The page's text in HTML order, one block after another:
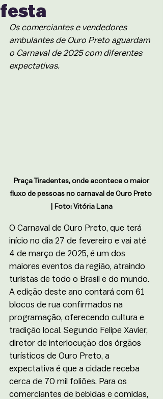
festa
Os comerciantes e vendedores
ambulantes de Ouro Preto aguardam
o Carnaval de 2025 com diferentes
expectativas.
fluxo de pessoas no carnaval de Ouro Preto
| Foto: Vitória Lana
O Carnaval de Ouro Preto, que terá
início no dia 27 de fevereiro e vai até
4 de março de 2025, é um dos
maiores eventos da região, atraindo
turistas de todo o Brasil e do mundo.
A edição deste ano contará com 61
blocos de rua confirmados na
programação, oferecendo cultura e
tradição local. Segundo Felipe Xavier,
diretor de interlocução dos órgãos
turísticos de Ouro Preto, a
expectativa é que a cidade receba
cerca de 70 mil foliões. Para os
comerciantes de bebidas e comidas,